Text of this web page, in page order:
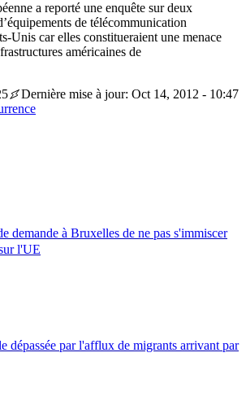
a reporté une enquête sur deux
de télécommunication
Unis car elles constitueraient une menace
américaines de
Dernière mise à jour: Oct 14, 2012 - 10:47
demande à Bruxelles de ne pas s'immiscer
l'UE
dépassée par l'afflux de migrants arrivant par